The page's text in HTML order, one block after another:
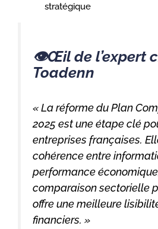
stratégique
👁️Œil de l’expert
Toadenn
« La réforme du Plan
2025 est une étape clé
entreprises françaises.
cohérence entre
performance
comparaison sectorielle
offre une meilleure
financiers. »